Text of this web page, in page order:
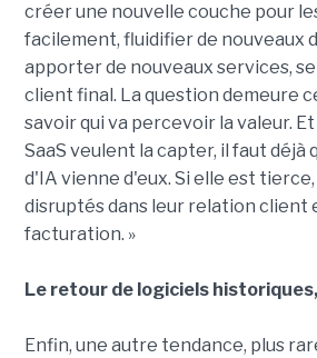
créer une nouvelle couche pour
facilement, fluidifier de nouveaux
apporter de nouveaux services,
client final. La question demeure
savoir qui va percevoir la valeur.
SaaS veulent la capter, il faut déjà
d'IA vienne d'eux. Si elle est
disruptés dans leur relation client
facturation. »
Le retour de logiciels
Enfin, une autre tendance, plus